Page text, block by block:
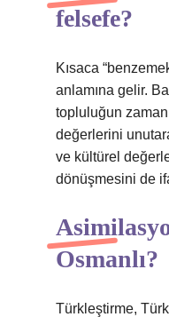
felsefe?
Kısaca
anlamına gelir.
topluluğun
değerlerini
ve kültürel
dönüşmesini de
Osmanlı?
Türkleştirme,